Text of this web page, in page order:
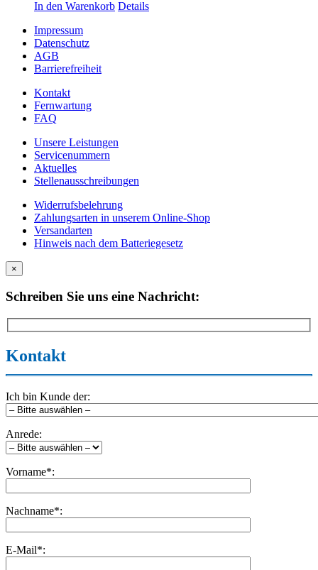
In den Warenkorb Details
Impressum
Datenschutz
AGB
Barrierefreiheit
Kontakt
Fernwartung
FAQ
Unsere Leistungen
Servicenummern
Aktuelles
Stellenausschreibungen
Widerrufsbelehrung
Zahlungsarten in unserem Online-Shop
Versandarten
Hinweis nach dem Batteriegesetz
×
Schreiben Sie uns eine Nachricht:
Kontakt
Ich bin Kunde der:
Anrede:
Vorname*:
Nachname*:
E-Mail*: